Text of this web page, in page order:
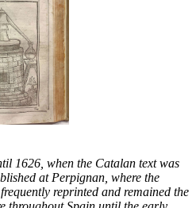
1626, when the Catalan text was
at Perpignan, where the
reprinted and remained the